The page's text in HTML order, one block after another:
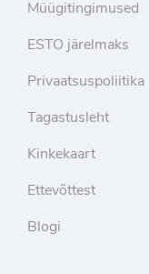
Müügitingimused
ESTO järelmaks
Privaatsuspoliitika
Tagastusleht
Kinkekaart
Ettevõttest
Blogi